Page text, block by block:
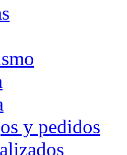
y pedidos